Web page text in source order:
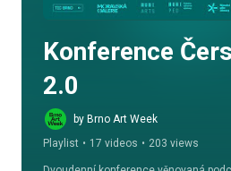
Konference
2.0
by Brno Art Week
Playlist • 17 videos • 203 views